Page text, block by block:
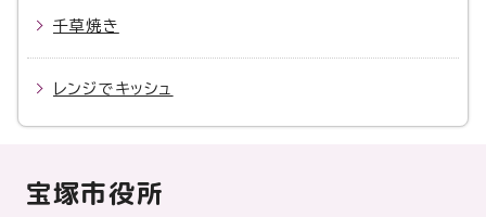
千草焼き
レンジでキッシュ
宝塚市役所